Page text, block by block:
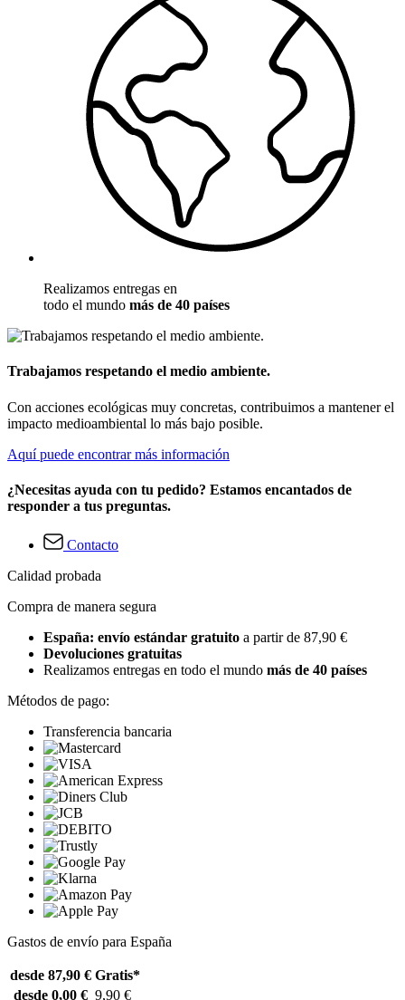
Realizamos entregas en
todo el mundo más de 40 países
Trabajamos respetando el medio ambiente.
Con acciones ecológicas muy concretas, contribuimos a mantener el
impacto medioambiental lo más bajo posible.
Aquí puede encontrar más información
¿Necesitas ayuda con tu pedido? Estamos encantados de
responder a tus preguntas.
Contacto
Calidad probada
Compra de manera segura
España: envío estándar gratuito a partir de 87,90 €
Devoluciones gratuitas
Realizamos entregas en todo el mundo más de 40 países
Métodos de pago:
Transferencia bancaria
Gastos de envío para España
desde 87,90 € Gratis*
desde 0,00 € 9,90 €